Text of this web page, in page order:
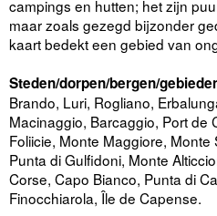
campings en hutten; het zijn
maar zoals gezegd bijzonder
kaart bedekt een gebied van
Steden/dorpen/bergen/
Brando, Luri, Rogliano,
Macinaggio, Barcaggio, Port de
Foliicie, Monte Maggiore, Monte
Punta di Gulfidoni, Monte
Corse, Capo Bianco, Punta di
Finocchiarola, Île de Capense.